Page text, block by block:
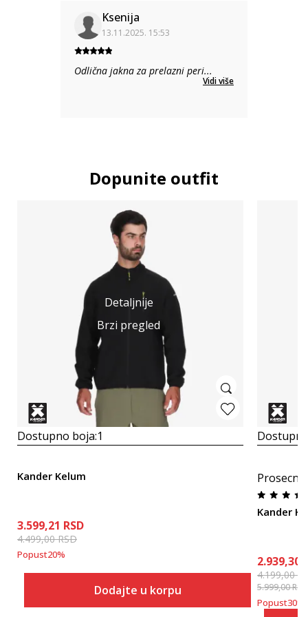
Ksenija
13.11.2025. 15:53
Odlična jakna za prelazni peri...
Vidi više
Dopunite outfit
Detaljnije
Brzi pregled
Dostupno boja:1
Kander Kelum
3.599,21 RSD
4.499,00RSD
Popust20%
Dodajte u korpu
Kander
2.939,30
4.199,00
5.999,00RSD
Popust30%